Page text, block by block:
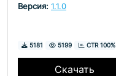
Версия: 1.1.0
Скачивания
5181 Просмотры
5199 CTR 100%
Скачать